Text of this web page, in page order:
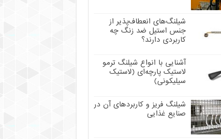
شیلنگ‌های انعطاف‌پذیر از
جنس استیل ضد زنگ چه
کاربردی دارند؟
آشنایی با انواع شیلنگ ترمو
لاستیک پارچه‌ای (لاستیک
سیلیکونی)
شیلنگ فریز و کاربردهای آن در
صنایع غذایی